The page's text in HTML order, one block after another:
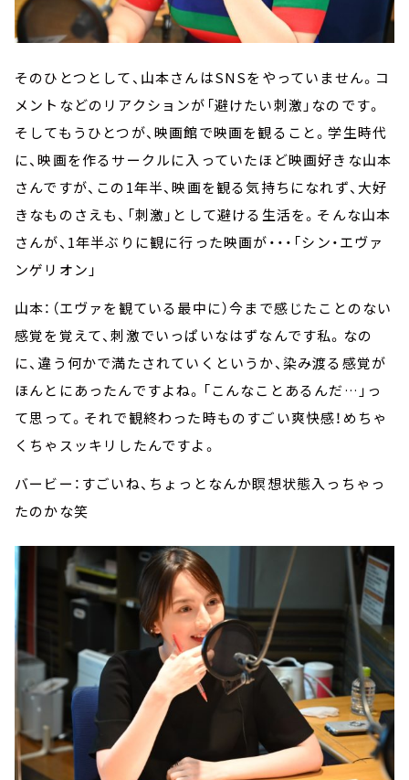
そのひとつとして、山本さんはSNSをやっていません。コ
メントなどのリアクションが「避けたい刺激」なのです。
そしてもうひとつが、映画館で映画を観ること。学生時代
に、映画を作るサークルに入っていたほど映画好きな山本
さんですが、この1年半、映画を観る気持ちになれず、大好
きなものさえも、「刺激」として避ける生活を。そんな山本
さんが、1年半ぶりに観に行った映画が・・・「シン・エヴァ
ンゲリオン」
山本：（エヴァを観ている最中に）今まで感じたことのない
感覚を覚えて、刺激でいっぱいなはずなんです私。なの
に、違う何かで満たされていくというか、染み渡る感覚が
ほんとにあったんですよね。「こんなことあるんだ…」っ
て思って。それで観終わった時ものすごい爽快感！めちゃ
くちゃスッキリしたんですよ。
バービー：すごいね、ちょっとなんか瞑想状態入っちゃっ
たのかな笑